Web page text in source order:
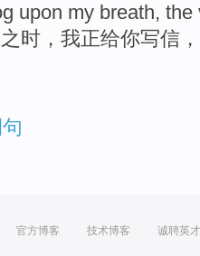
upon my breath,
时， 我正给你写信 ，
官方博客 技术博客 诚聘英才